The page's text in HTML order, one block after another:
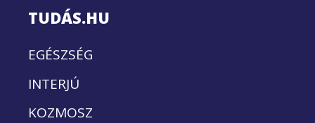
TUDÁS.HU
EGÉSZSÉG
INTERJÚ
KOZMOSZ